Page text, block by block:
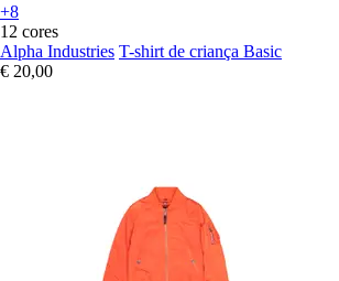
+8
12 cores
Alpha Industries T-shirt de criança Basic
€ 20,00